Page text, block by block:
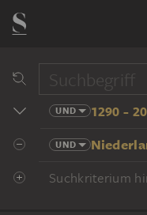
UND 1290 -
UND
Suchkriterium